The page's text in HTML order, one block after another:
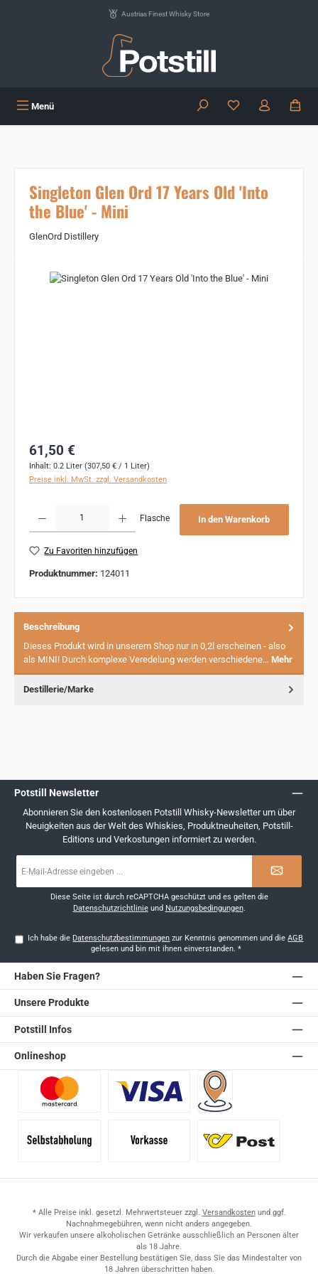
Austrias Finest Whisky Store
Menü Du hast 0
Singleton Glen Ord 17 Years Old 'Into
the Blue' - Mini
GlenOrd Distillery
Bildergalerie überspringen
Regulärer Preis:
61,50 €
Inhalt: 0.2 Liter (307,50 € / 1 Liter)
Preise inkl. MwSt. zzgl. Versandkosten
Flasche In den Warenkorb
Zu Favoriten hinzufügen
Produktnummer: 124011
Beschreibung
Dieses Produkt wird in unserem Shop nur in 0,2l erscheinen - also
als MINI! Durch komplexe Veredelung werden verschiedene… Mehr
Destillerie/Marke
Potstill Newsletter
Abonnieren Sie den kostenlosen Potstill Whisky-Newsletter um über
Neuigkeiten aus der Welt des Whiskies, Produktneuheiten, Potstill-
Editions und Verkostungen informiert zu werden.
Mail-
Diese Seite ist durch reCAPTCHA geschützt und es gelten die
Datenschutzrichtlinieund Nutzungsbedingungen.
Ich habe die Datenschutzbestimmungen zur Kenntnis genommen und dieAGB
gelesen und bin mit ihnen einverstanden. *
Haben Sie Fragen?
Unsere Produkte
Potstill Infos
Onlineshop
* Alle Preise inkl. gesetzl. Mehrwertsteuer zzgl. Versandkostenund ggf.
Nachnahmegebühren, wenn nicht anders angegeben.
Wir verkaufen unsere alkoholischen Getränke ausschließlich an Personen älter
als 18 Jahre.
Durch die Abgabe einer Bestellung bestätigen Sie, dass Sie das Mindestalter von
18 Jahren überschritten haben.